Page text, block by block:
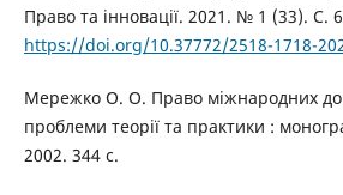
Право та інновації. 2021. № 1 (33). С.
https://doi.org/10.37772/2518-1718-
Мережко О. О. Право міжнародних
проблеми теорії та практики :
2002. 344 с.